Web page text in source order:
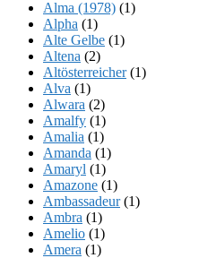
Alma (1978) (1)
Alpha (1)
Alte Gelbe (1)
Altena (2)
Altösterreicher(1)
Alva (1)
Alwara (2)
Amalfy (1)
Amalia (1)
Amanda (1)
Amaryl (1)
Amazone (1)
Ambassadeur(1)
Ambra (1)
Amelio (1)
Amera (1)